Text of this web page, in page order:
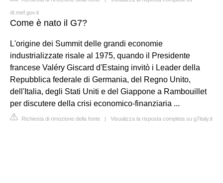
dt.mef.gov.it
Come è nato il G7?
L'origine dei Summit delle grandi economie
industrializzate risale al 1975, quando il Presidente
francese Valéry Giscard d'Estaing invitò i Leader della
Repubblica federale di Germania, del Regno Unito,
dell'Italia, degli Stati Uniti e del Giappone a Rambouillet
per discutere della crisi economico-finanziaria ...
Richiesta di rimozione della fonte | Visualizza la risposta completa su g7italy.it